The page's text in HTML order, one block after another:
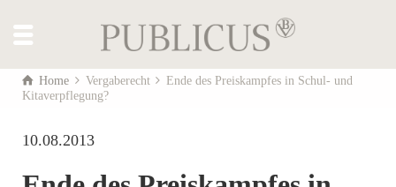
Home Vergaberecht
Ende des Preiskampfes in Schul- und
Kitaverpflegung?
10.08.2013